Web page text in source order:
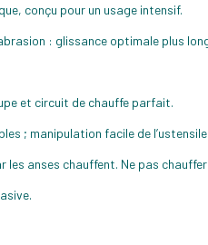
conçu pour un usage intensif.
: glissance optimale plus
et circuit de chauffe parfait.
; manipulation facile de l’ustensile.
anses chauffent. Ne pas